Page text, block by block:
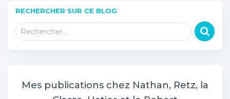
des
publications
RECHERCHER SUR CE BLOG
R Rechercher…
Mes publications chez Nathan, Retz, la